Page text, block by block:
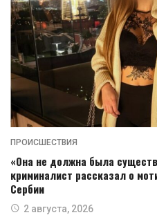
ПРОИСШЕСТВИЯ
«Она не должна была
криминалист рассказал о
Сербии
2 августа, 2026